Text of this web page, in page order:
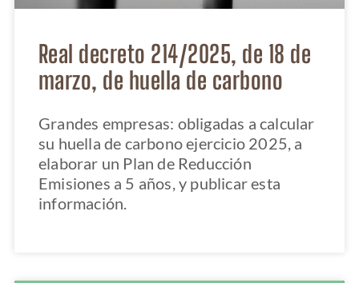
Real decreto 214/2025, de 18 de
marzo, de huella de carbono
Grandes empresas: obligadas a calcular
su huella de carbono ejercicio 2025, a
elaborar un Plan de Reducción
Emisiones a 5 años, y publicar esta
información.